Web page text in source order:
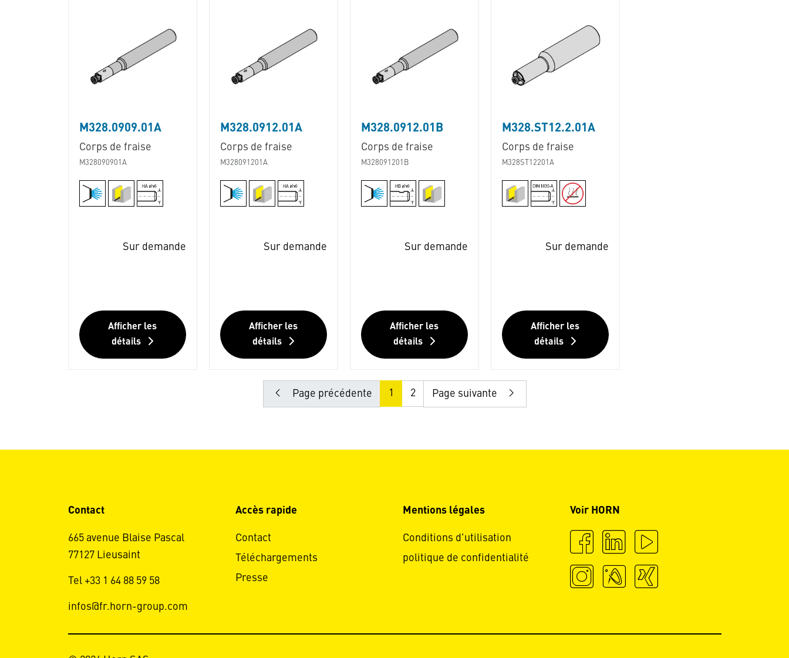
M328.0909.01A
Corps de fraise
M328090901A
Sur demande
Afficher les
détails
M328.0912.01A
Corps de fraise
M328091201A
Sur demande
Afficher les
détails
M328.0912.01B
Corps de fraise
M328091201B
Sur demande
Afficher les
détails
M328.ST12.2.01A
Corps de fraise
M328ST12201A
Sur demande
Afficher les
détails
Page précédente 1 2 Page suivante
Contact
665 avenue Blaise Pascal
77127 Lieusaint
Tel +33 1 64 88 59 58
infos@fr.horn-group.com
Accès rapide
Contact
Téléchargements
Presse
Mentions légales
Conditions d'utilisation
politique de confidentialité
Voir HORN